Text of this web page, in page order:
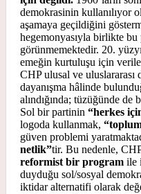
demokrasinin kullanılıyor
aşamaya geçildiğini
hegemonyasıyla birlikte
görünmemektedir. 20.
emeğin kurtuluşu için
CHP ulusal ve
dayanışma hâlinde
alındığında; tüzüğünde
Sol bir partinin “herkes
logoda kullanmak,
güven problemi
netlik”tir. Bu nedenle,
reformist bir program ile
duyduğu sol/sosyal
iktidar alternatifi olarak